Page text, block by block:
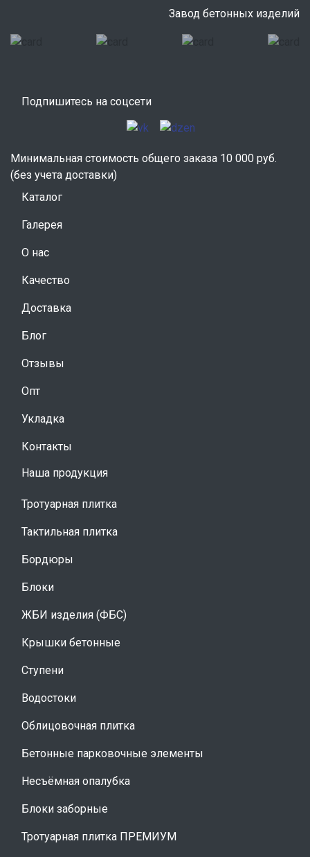
Завод бетонных изделий
Подпишитесь на соцсети
Минимальная стоимость общего заказа 10 000 руб.
(без учета доставки)
Каталог
Галерея
О нас
Качество
Доставка
Блог
Отзывы
Опт
Укладка
Контакты
Наша продукция
Тротуарная плитка
Тактильная плитка
Бордюры
Блоки
ЖБИ изделия (ФБС)
Крышки бетонные
Ступени
Водостоки
Облицовочная плитка
Бетонные парковочные элементы
Несъёмная опалубка
Блоки заборные
Тротуарная плитка ПРЕМИУМ